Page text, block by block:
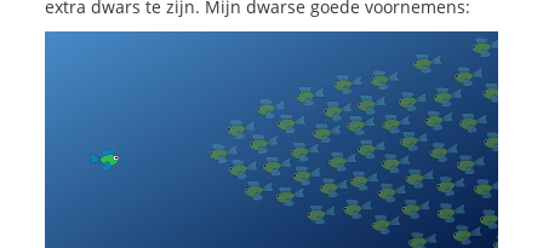
Onze dienstverlening
(Sales)Cultuurtransformaties
Diagnose
Tenders
extra dwars te zijn. Mijn dwarse goede voornemens: